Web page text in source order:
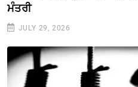
ਮੰਤਰੀ
JULY 29, 2026